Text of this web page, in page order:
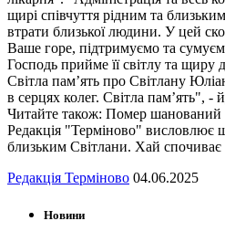
щирі співчуття рідним та
втрати близької людини. У цей
Ваше горе, підтримуємо та
Господь прийме її світлу та
Світла пам’ять про Світлану
в серцях колег. Світла пам’ять", -
Читайте також: Помер
Редакція "Терміново" висловлює
близьким Світлани. Хай
Редакція Терміново 04.06.2025
Новини